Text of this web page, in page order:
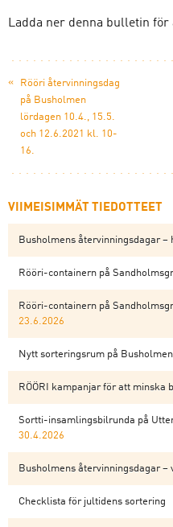
Ladda ner denna bulletin
«
Rööri återvinningsdag
på Busholmen
lördagen 10.4., 15.5.
och 12.6.2021 kl. 10-
16.
VIIMEISIMMÄT TIEDOTTEET
Busholmens återvinningsdagar –
Rööri-containern på
Rööri-containern på
23.6.2026
Nytt sorteringsrum på
RÖÖRI kampanjar för att minska
Sortti-insamlingsbilrunda på
30.4.2026
Busholmens återvinningsdagar –
Checklista för jultidens sortering